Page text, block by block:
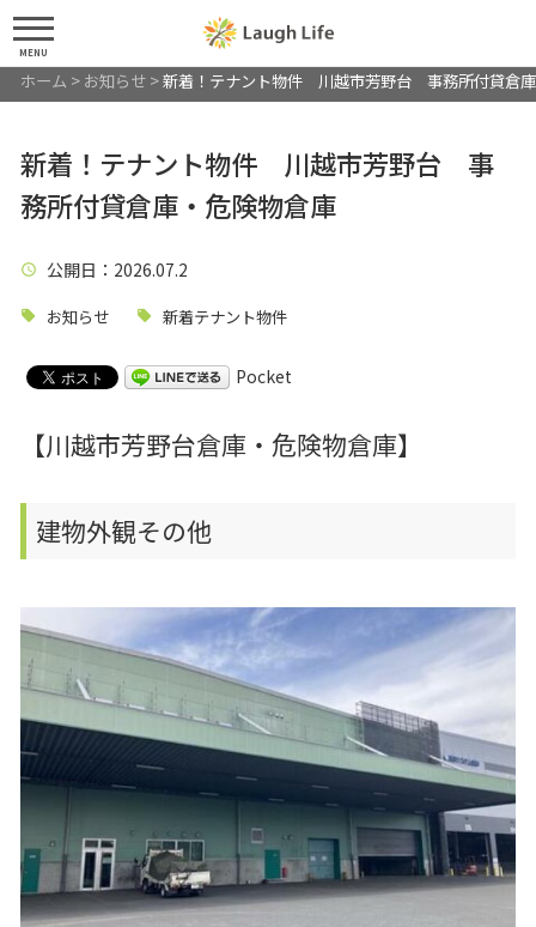
MENU
ホーム > お知らせ>新着！テナント物件 川越市芳野台 事務所付貸倉
新着！テナント物件 川越市芳野台 事
務所付貸倉庫・危険物倉庫
公開日 ：2026.07.2
お知らせ 新着テナント物件
Pocket
【川越市芳野台倉庫・危険物倉庫】
建物外観その他